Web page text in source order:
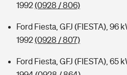
1992(0928 / 806)
Ford Fiesta, GFJ (FIESTA), 96
1992(0928 / 807)
Ford Fiesta, GFJ (FIESTA), 65